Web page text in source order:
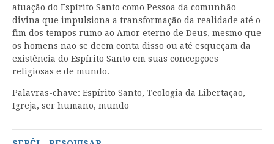
atuação do Espírito Santo como Pessoa da comunhão
divina que impulsiona a transformação da realidade até o
fim dos tempos rumo ao Amor eterno de Deus, mesmo que
os homens não se deem conta disso ou até esqueçam da
existência do Espírito Santo em suas concepções
religiosas e de mundo.
Palavras-chave: Espírito Santo, Teologia da Libertação,
Igreja, ser humano, mundo